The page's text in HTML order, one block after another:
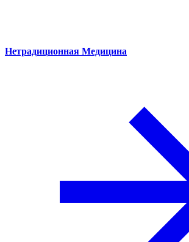
Нетрадиционная Медицина